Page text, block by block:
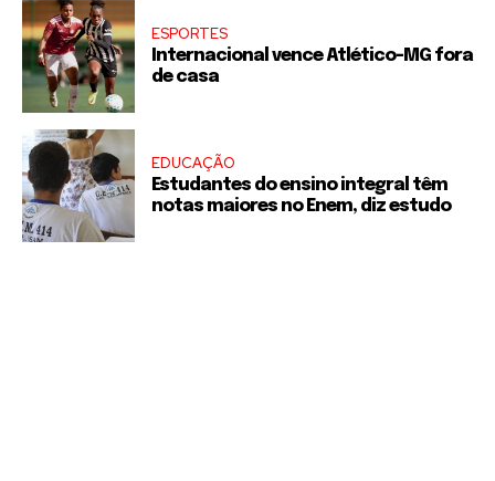
ESPORTES
Internacional vence Atlético-MG fora
de casa
EDUCAÇÃO
Estudantes do ensino integral têm
notas maiores no Enem, diz estudo